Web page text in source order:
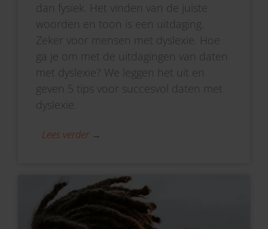
dan fysiek. Het vinden van de juiste
woorden en toon is een uitdaging.
Zeker voor mensen met dyslexie. Hoe
ga je om met de uitdagingen van daten
met dyslexie? We leggen het uit en
geven 5 tips voor succesvol daten met
dyslexie.
Lees verder →